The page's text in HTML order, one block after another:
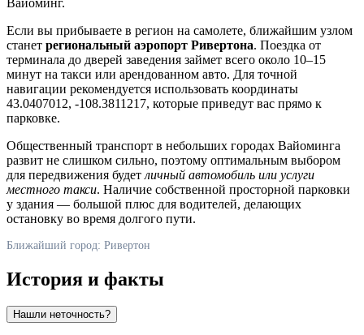
Если вы прибываете в регион на самолете, ближайшим узлом
станет региональный аэропорт Ривертона. Поездка от
терминала до дверей заведения займет всего около 10–15
минут на такси или арендованном авто. Для точной
навигации рекомендуется использовать координаты
43.0407012, -108.3811217, которые приведут вас прямо к
парковке.
Общественный транспорт в небольших городах Вайоминга
развит не слишком сильно, поэтому оптимальным выбором
для передвижения будет личный автомобиль или услуги
местного такси. Наличие собственной просторной парковки
у здания — большой плюс для водителей, делающих
остановку во время долгого пути.
Ближайший город: Ривертон
История и факты
Нашли неточность?